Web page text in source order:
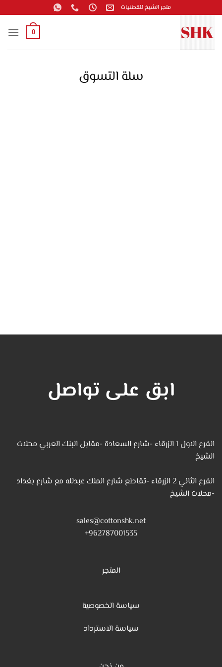
للمحتوى
متجر الشيخ للقطنيات
0
سلة التسوق
ابق على تواصل
الفرع الاول 1 الزرقاء -شارع السعادة -مقابل البنك العربي محلات
الشيخ
الفرع الثاني 2 الزرقاء -تقاطع شارع الملك عبدلله مع شارع بغداد
-محلات الشيخ
sales@cottonshk.net
962787001535+
المتجر
سياسة الخصوصية
سياسة الاسترداد